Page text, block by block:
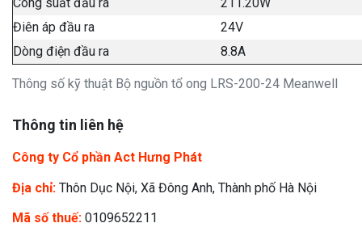
Thông số kỹ thuật Bộ nguồn tổ ong LRS-200-24 Meanwell
Điên áp đầu ra
24V
Dòng điện đầu ra
8.8A
Thông tin liên hệ
Công ty Cổ phần Act Hưng Phát
Địa chỉ: Thôn Dục Nội, Xã Đông Anh, Thành phố Hà Nội
Mã số thuế: 0109652211